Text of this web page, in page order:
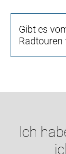
Gibt es
Radtouren
Ich